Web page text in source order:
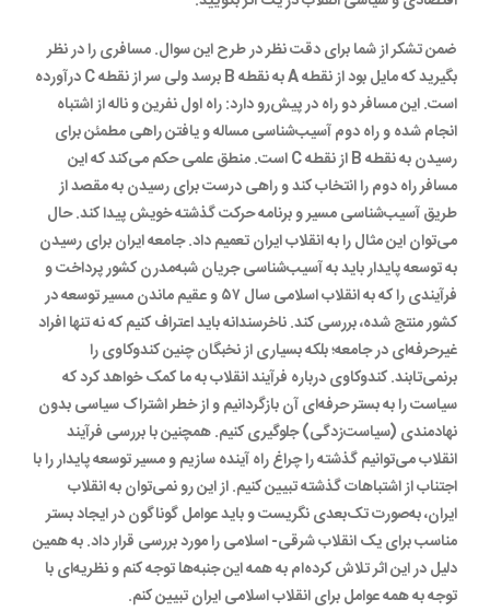
ضمن تشکر از شما برای دقت نظر در طرح این سوال. مسافری را در نظر
بگیرید که مایل بود از نقطه A به نقطه B برسد ولی سر از نقطه C درآورده
است. این مسافر دو راه در پیش‌رو دارد: راه اول نفرین و ناله از اشتباه
انجام شده و راه دوم آسیب‌شناسی مساله و یافتن راهی مطمئن برای
رسیدن به نقطه B از نقطه C است. منطق علمی حکم می‌کند که این
مسافر راه دوم را انتخاب کند و راهی درست برای رسیدن به مقصد از
طریق آسیب‌شناسی مسیر و برنامه حرکت گذشته خویش پیدا کند. حال
می‌توان این مثال را به انقلاب ایران تعمیم داد. جامعه ایران برای رسیدن
به توسعه پایدار باید به آسیب‌شناسی جریان شبه‌مدرن کشور پرداخت و
فرآیندی را که به انقلاب اسلامی سال ۵۷ و عقیم ماندن مسیر توسعه در
کشور منتج شده، بررسی کند. ناخرسندانه باید اعتراف کنیم که نه تنها افراد
غیرحرفه‌ای در جامعه؛ بلکه بسیاری از نخبگان چنین کندوکاوی را
برنمی‌تابند. کندوکاوی درباره فرآیند انقلاب به ما کمک خواهد کرد که
سیاست را به بستر حرفه‌ای آن بازگردانیم و از خطر اشتراک سیاسی بدون
نهادمندی (سیاست‌زدگی) جلوگیری کنیم. همچنین با بررسی فرآیند
انقلاب می‌توانیم گذشته را چراغ راه آینده سازیم و مسیر توسعه پایدار را با
اجتناب از اشتباهات گذشته تبیین کنیم. از این رو نمی‌توان به انقلاب
ایران، به‌‌صورت تک‌بعدی نگریست و باید عوامل گوناگون در ایجاد بستر
مناسب برای یک انقلاب شرقی- اسلامی را مورد بررسی قرار داد. به همین
دلیل در این اثر تلاش کرده‌ام به همه این جنبه‌ها توجه کنم و نظریه‌ای با
توجه به همه عوامل برای انقلاب اسلامی ایران تبیین کنم.